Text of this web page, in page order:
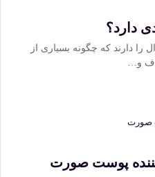
دارد؟
را دارند که چگونه بسیاری از
و…
پوست صورت